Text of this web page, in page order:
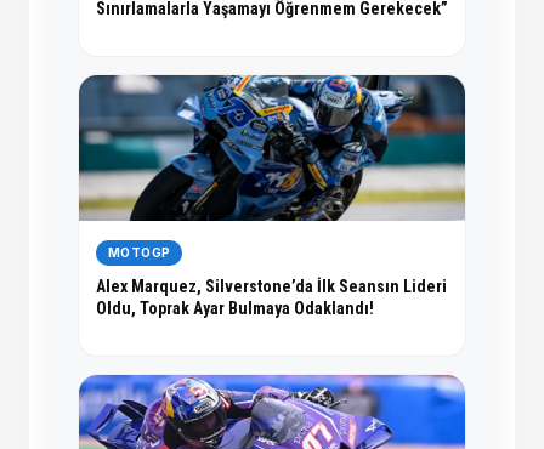
Sınırlamalarla Yaşamayı Öğrenmem Gerekecek”
MOTOGP
Alex Marquez, Silverstone’da İlk Seansın Lideri
Oldu, Toprak Ayar Bulmaya Odaklandı!